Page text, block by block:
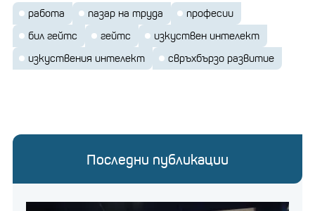
работа пазар на труда
професии
бил гейтс
гейтс
изкуствен интелект
изкуствения интелект
свръхбързо развитие
Последни публикации